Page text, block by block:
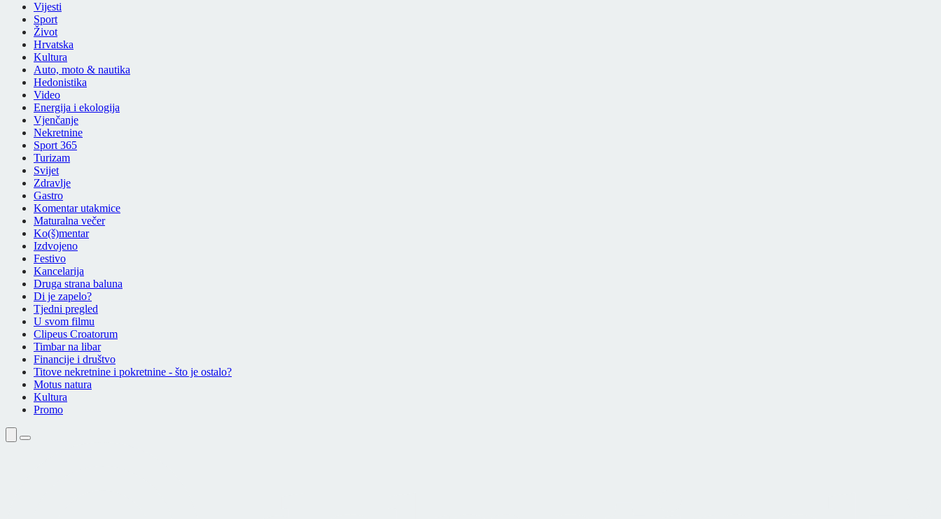
Vijesti
Sport
Život
Hrvatska
Kultura
Auto, moto & nautika
Hedonistika
Video
Energija i ekologija
Vjenčanje
Nekretnine
Sport 365
Turizam
Svijet
Zdravlje
Gastro
Komentar utakmice
Maturalna večer
Ko(š)mentar
Izdvojeno
Festivo
Kancelarija
Druga strana baluna
Di je zapelo?
Tjedni pregled
U svom filmu
Clipeus Croatorum
Timbar na libar
Financije i društvo
Titove nekretnine i pokretnine - što je ostalo?
Motus natura
Kultura
Promo